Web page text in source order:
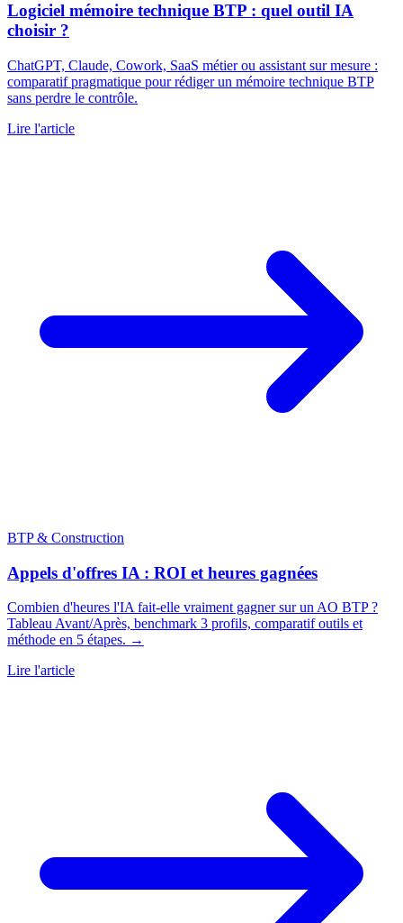
Logiciel mémoire technique BTP : quel outil IA
choisir ?
ChatGPT, Claude, Cowork, SaaS métier ou assistant sur mesure :
comparatif pragmatique pour rédiger un mémoire technique BTP
sans perdre le contrôle.
Lire l'article
BTP & Construction
Appels d'offres IA : ROI et heures gagnées
Combien d'heures l'IA fait-elle vraiment gagner sur un AO BTP ?
Tableau Avant/Après, benchmark 3 profils, comparatif outils et
méthode en 5 étapes. →
Lire l'article